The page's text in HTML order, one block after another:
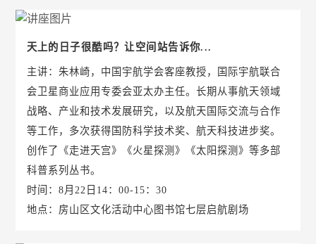
天上的日子很酷吗？让空间站告诉你...
主讲：朱林崎，中国宇航学会客座教授，国际宇航联合
会卫星商业应用专委会亚太办主任。长期从事航天领域
战略、产业和技术发展研究，以及航天国际交流与合作
等工作，多次获得国防科学技术奖、航天科技进步奖。
创作了《走进天宫》《火星探测》《太阳探测》等多部
科普系列丛书。
时间：8月22日14：00-15：30
地点：房山区文化活动中心图书馆七层启航剧场